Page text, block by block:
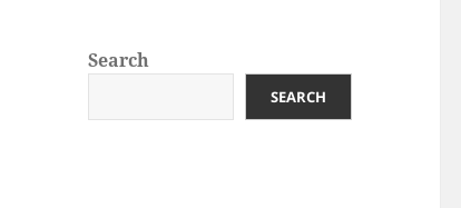
Search
SEARCH